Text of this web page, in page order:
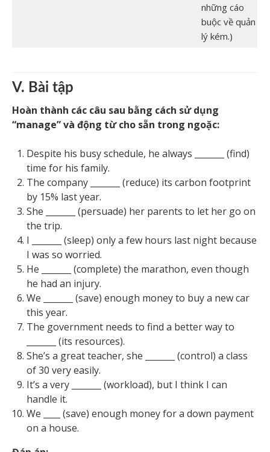
những cáo
buộc về quản
lý kém.)
V. Bài tập
Hoàn thành các câu sau bằng cách sử dụng
“manage” và động từ cho sẵn trong ngoặc:
Despite his busy schedule, he always _______ (find)
time for his family.
The company _______ (reduce) its carbon footprint
by 15% last year.
She _______ (persuade) her parents to let her go on
the trip.
I _______ (sleep) only a few hours last night because
I was so worried.
He _______ (complete) the marathon, even though
he had an injury.
We _______ (save) enough money to buy a new car
this year.
The government needs to find a better way to
_______ (its resources).
She’s a great teacher, she _______ (control) a class
of 30 very easily.
It’s a very _______ (workload), but I think I can
handle it.
We ____ (save) enough money for a down payment
on a house.